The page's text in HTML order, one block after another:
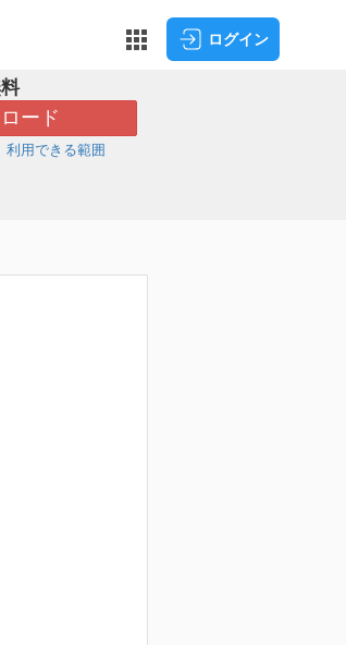
ログイン
ード
利用できる範囲